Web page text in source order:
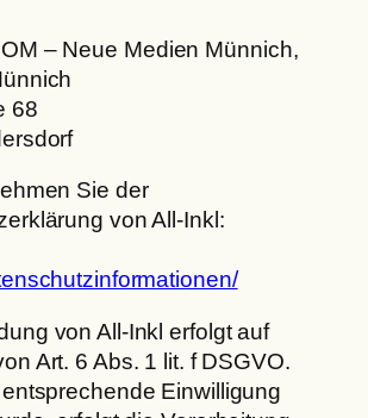
– Neue Medien Münnich,
68
Sie der
von All-Inkl:
von All-Inkl erfolgt auf
Art. 6 Abs. 1 lit. f DSGVO.
Einwilligung